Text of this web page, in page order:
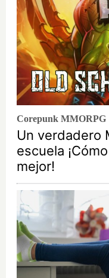
Corepunk MMORPG
Un verdadero
escuela
mejor!